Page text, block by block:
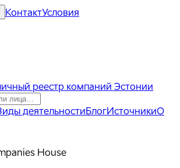
КонтактУсловия
реестр компаний Эстонии
деятельностиБлогИсточникиО
House